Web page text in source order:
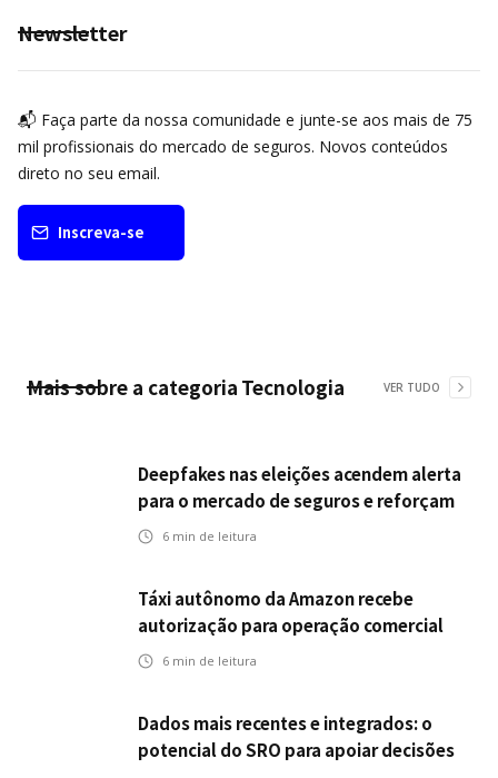
Newsletter
📬 Faça parte da nossa comunidade e junte-se aos mais de 75
mil profissionais do mercado de seguros. Novos conteúdos
direto no seu email.
Inscreva-se
Mais sobre a categoria Tecnologia VER TUDO
Deepfakes nas eleições acendem alerta
para o mercado de seguros e reforçam
desafios da inteligência artificial
6 min de leitura
Táxi autônomo da Amazon recebe
autorização para operação comercial
nos EUA: como a circulação desses
6 min de leitura
Dados mais recentes e integrados: o
potencial do SRO para apoiar decisões